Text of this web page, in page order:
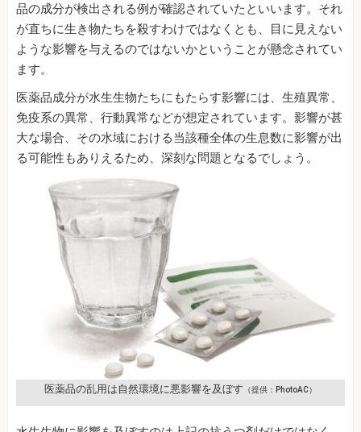
品の成分が検出される例が確認されていたといいます。それ
が直ちに生き物たちを殺すわけではなくとも、目に見えない
ような影響を与えるのではないかということが懸念されてい
ます。
医薬品成分が水生生物たちにもたらす影響には、生殖異常、
免疫系の異常、行動異常などが想定されています。影響が甚
大な場合、その水域における当該種全体の生息数に影響が出
る可能性もありえるため、深刻な問題となるでしょう。
医薬品の乱用は自然環境に悪影響を及ぼす （提供：PhotoAC）